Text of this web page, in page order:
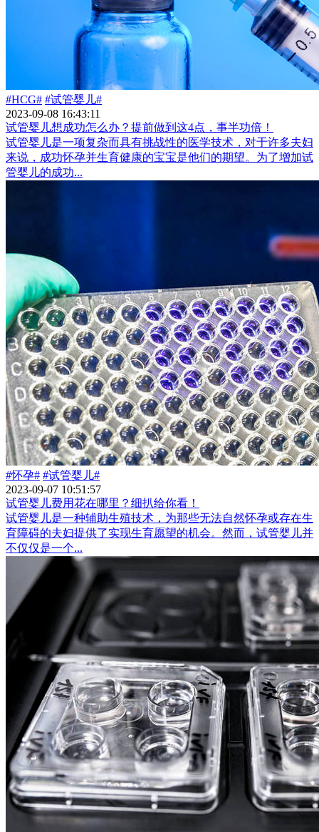
#HCG# #试管婴儿#
2023-09-08 16:43:11
试管婴儿想成功怎么办？提前做到这4点，事半功倍！
试管婴儿是一项复杂而具有挑战性的医学技术，对于许多夫妇
来说，成功怀孕并生育健康的宝宝是他们的期望。为了增加试
管婴儿的成功...
#怀孕# #试管婴儿#
2023-09-07 10:51:57
试管婴儿费用花在哪里？细扒给你看！
试管婴儿是一种辅助生殖技术，为那些无法自然怀孕或存在生
育障碍的夫妇提供了实现生育愿望的机会。然而，试管婴儿并
不仅仅是一个...